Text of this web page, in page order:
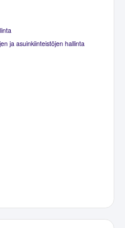
ja asuinkiinteistöjen hallinta